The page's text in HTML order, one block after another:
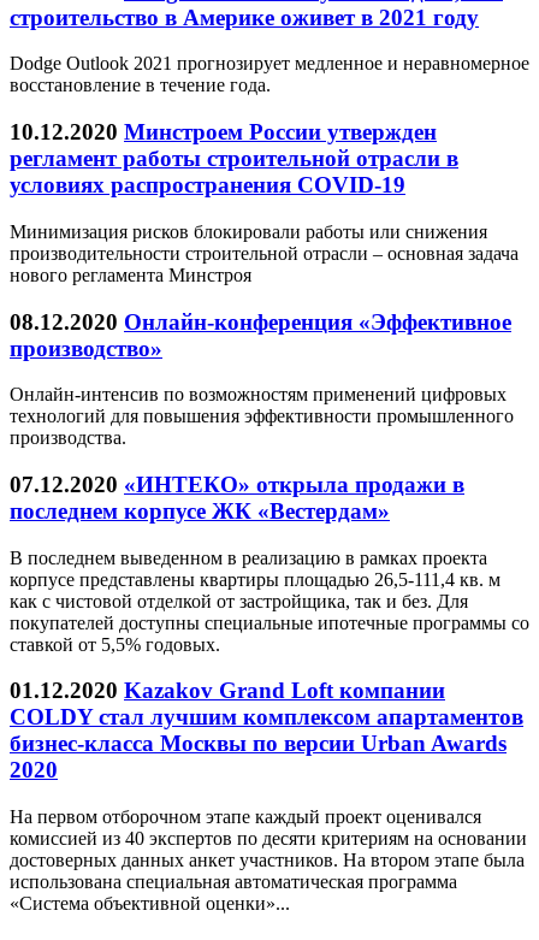
строительство в Америке оживет в 2021 году
Dodge Outlook 2021 прогнозирует медленное и неравномерное
восстановление в течение года.
10.12.2020 Минстроем России утвержден
регламент работы строительной отрасли в
условиях распространения COVID-19
Минимизация рисков блокировали работы или снижения
производительности строительной отрасли – основная задача
нового регламента Минстроя
08.12.2020 Онлайн-конференция «Эффективное
производство»
Онлайн-интенсив по возможностям применений цифровых
технологий для повышения эффективности промышленного
производства.
07.12.2020 «ИНТЕКО» открыла продажи в
последнем корпусе ЖК «Вестердам»
В последнем выведенном в реализацию в рамках проекта
корпусе представлены квартиры площадью 26,5-111,4 кв. м
как с чистовой отделкой от застройщика, так и без. Для
покупателей доступны специальные ипотечные программы со
ставкой от 5,5% годовых.
01.12.2020 Kazakov Grand Loft компании
COLDY стал лучшим комплексом апартаментов
бизнес-класса Москвы по версии Urban Awards
2020
На первом отборочном этапе каждый проект оценивался
комиссией из 40 экспертов по десяти критериям на основании
достоверных данных анкет участников. На втором этапе была
использована специальная автоматическая программа
«Система объективной оценки»...